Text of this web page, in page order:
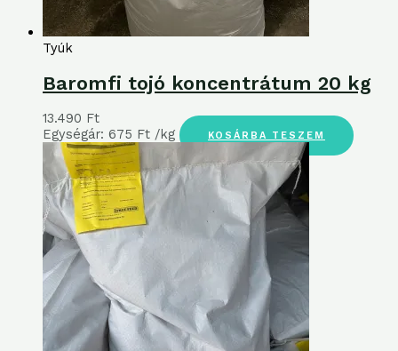
Tyúk
Baromfi tojó koncentrátum 20 kg
13.490 Ft
Egységár: 675 Ft /kg KOSÁRBA TESZEM